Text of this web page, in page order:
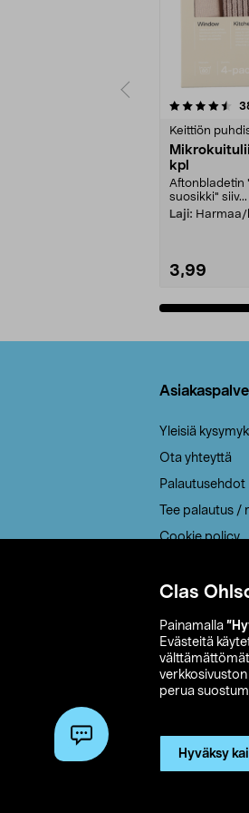
Clas
Painamalla
Evästeitä
perua
Hyväksy
Keittiön
kpl
Aftonbladetin
suosikki" siiv...
Laji: Harmaa/
3,99
Yleisiä
Ota yhteyttä
Palautusehdot
Tee palautus /
Cookie policy
Saavutettavuus